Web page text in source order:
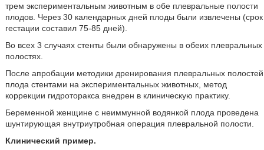
трем экспериментальным животным в обе плевральные полости
плодов. Через 30 календарных дней плоды были извлечены (срок
гестации составил 75-85 дней).
Во всех 3 случаях стенты были обнаружены в обеих плевральных
полостях.
После апробации методики дренирования плевральных полостей
плода стентами на экспериментальных животных, метод
коррекции гидроторакса внедрен в клиническую практику.
Беременной женщине с неиммунной водянкой плода проведена
шунтирующая внутриутробная операция плевральной полости.
Клинический пример.